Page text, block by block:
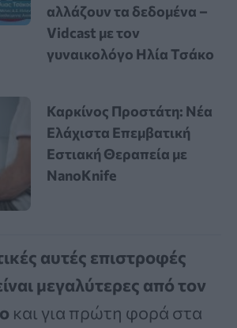
αλλάζουν τα δεδομένα –
Vidcast με τον
γυναικολόγο Ηλία Τσάκο
Καρκίνος Προστάτη: Νέα
Ελάχιστα Επεμβατική
Εστιακή Θεραπεία με
NanoKnife
αυτές επιστροφές
μεγαλύτερες από τον
και για πρώτη φορά στα